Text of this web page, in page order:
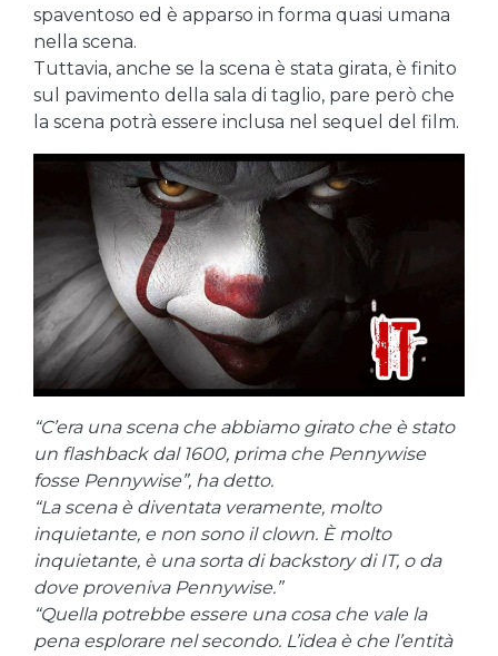
spaventoso ed è apparso in forma quasi umana
nella scena.
Tuttavia, anche se la scena è stata girata, è finito
sul pavimento della sala di taglio, pare però che
la scena potrà essere inclusa nel sequel del film.
“C’era una scena che abbiamo girato che è stato
un flashback dal 1600, prima che Pennywise
fosse Pennywise”, ha detto.
“La scena è diventata veramente, molto
inquietante, e non sono il clown. È molto
inquietante, è una sorta di backstory di IT, o da
dove proveniva Pennywise.”
“Quella potrebbe essere una cosa che vale la
pena esplorare nel secondo. L’idea è che l’entità